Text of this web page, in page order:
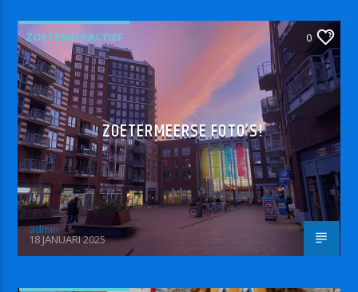
ZOETRMEERACTIEF 0
ZOETERMEERSE FOTO’S!
admin
18 JANUARI 2025